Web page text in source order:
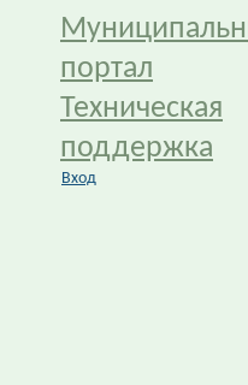
портал
Техническая
поддержка
Вход